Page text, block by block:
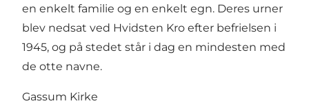
en enkelt familie og en enkelt egn. Deres urner
blev nedsat ved Hvidsten Kro efter befrielsen i
1945, og på stedet står i dag en mindesten med
de otte navne.
Gassum Kirke